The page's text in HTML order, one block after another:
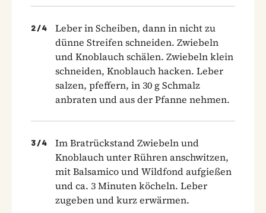
2 /4
Leber in Scheiben, dann in nicht zu
dünne Streifen schneiden. Zwiebeln
und Knoblauch schälen. Zwiebeln klein
schneiden, Knoblauch hacken. Leber
salzen, pfeffern, in 30 g Schmalz
anbraten und aus der Pfanne nehmen.
3 /4
Im Bratrückstand Zwiebeln und
Knoblauch unter Rühren anschwitzen,
mit Balsamico und Wildfond aufgießen
und ca. 3 Minuten köcheln. Leber
zugeben und kurz erwärmen.